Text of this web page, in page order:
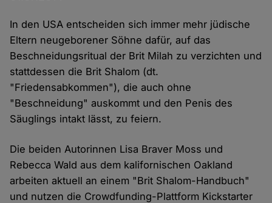
In den USA entscheiden sich immer mehr jüdische
Eltern neugeborener Söhne dafür, auf das
Beschneidungsritual der Brit Milah zu verzichten und
stattdessen die Brit Shalom (dt.
"Friedensabkommen"), die auch ohne
"Beschneidung" auskommt und den Penis des
Säuglings intakt lässt, zu feiern.
Die beiden Autorinnen Lisa Braver Moss und
Rebecca Wald aus dem kalifornischen Oakland
arbeiten aktuell an einem "Brit Shalom-Handbuch"
und nutzen die Crowdfunding-Plattform Kickstarter